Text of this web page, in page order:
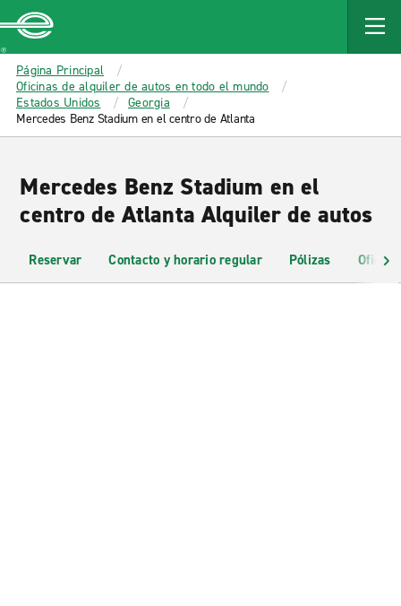
MAIN
CONTENT
Enterprise
Página Principal
Oficinas de alquiler de autos en todo el mundo
Estados Unidos
Georgia
Mercedes Benz Stadium en el centro de Atlanta
Mercedes Benz Stadium en el
centro de Atlanta Alquiler de autos
Reservar Contacto y horario regular Pólizas